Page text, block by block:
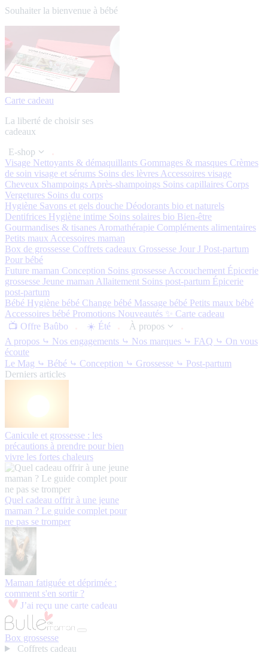
Souhaiter la bienvenue à bébé
Carte cadeau
La liberté de choisir ses
cadeaux
E-shop
Visage Nettoyants & démaquillants Gommages & masques Crèmes
de soin visage et sérums Soins des lèvres Accessoires visage
Cheveux Shampoings Après-shampoings Soins capillaires Corps
Vergetures Soins du corps
Hygiène Savons et gels douche Déodorants bio et naturels
Dentifrices Hygiène intime Soins solaires bio Bien-être
Gourmandises & tisanes Aromathérapie Compléments alimentaires
Petits maux Accessoires maman
Box de grossesse Coffrets cadeaux Grossesse Jour J Post-partum
Pour bébé
Future maman Conception Soins grossesse Accouchement Épicerie
grossesse Jeune maman Allaitement Soins post-partum Épicerie
post-partum
Bébé Hygiène bébé Change bébé Massage bébé Petits maux bébé
Accessoires bébé Promotions Nouveautés ✨ Carte cadeau
📺 Offre Baûbo
☀️ Été
À propos
A propos ⤷ Nos engagements ⤷ Nos marques ⤷ FAQ ⤷ On vous
écoute
Le Mag ⤷ Bébé ⤷ Conception ⤷ Grossesse ⤷ Post-partum
Derniers articles
Canicule et grossesse : les
précautions à prendre pour bien
vivre les fortes chaleurs
Quel cadeau offrir à une jeune
maman ? Le guide complet pour
ne pas se tromper
Maman fatiguée et déprimée :
comment s'en sortir ?
J’ai reçu une carte cadeau
Box grossesse
Coffrets cadeau